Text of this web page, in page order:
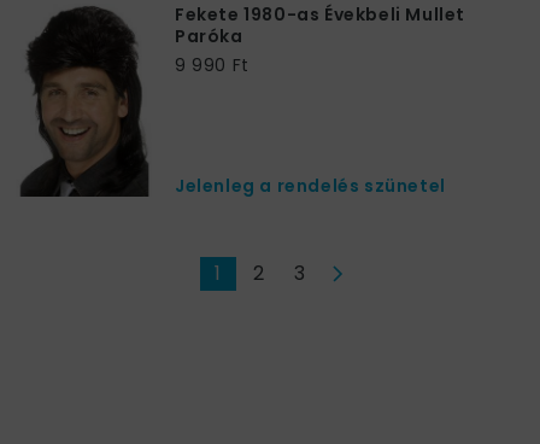
Fekete 1980-as Évekbeli Mullet
Paróka
9 990 Ft
Jelenleg a rendelés szünetel
1 2 3